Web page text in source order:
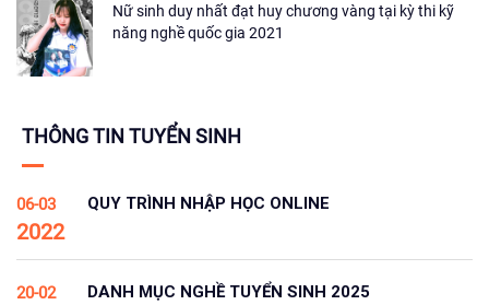
Nữ sinh duy nhất đạt huy chương vàng tại kỳ thi kỹ
năng nghề quốc gia 2021
THÔNG TIN TUYỂN SINH
06-03
2022
QUY TRÌNH NHẬP HỌC ONLINE
20-02 DANH MỤC NGHỀ TUYỂN SINH 2025